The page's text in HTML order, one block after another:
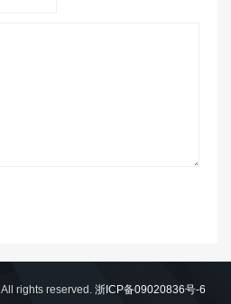
All rights reserved. 浙ICP备09020836号-6